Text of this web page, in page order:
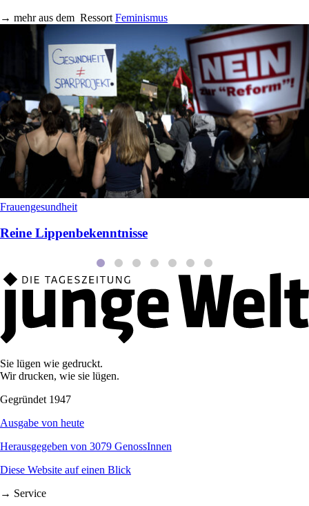
→ mehr aus dem Ressort Feminismus
Frauengesundheit
Reine Lippenbekenntnisse
Sie lügen wie gedruckt.
Wir drucken, wie sie lügen.
Gegründet 1947
Ausgabe von heute
Herausgegeben von 3079 GenossInnen
Diese Website auf einen Blick
→ Service